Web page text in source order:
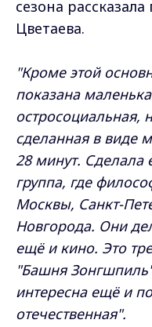
сезона
Цветаева.
"Кроме этой
показана
остросоциальная,
сделанная в виде
28 минут. Сделала
группа, где
Москвы, Санкт-
Новгорода. Они
ещё и кино. Это
"Башня
интересна ещё и
отечественная".